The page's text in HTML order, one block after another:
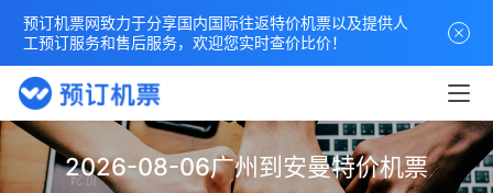
2026-08-06广州到安曼特价机票
预订机票网致力于分享国内国际往返特价机票以及提供人
工预订服务和售后服务，欢迎您实时查价比价！